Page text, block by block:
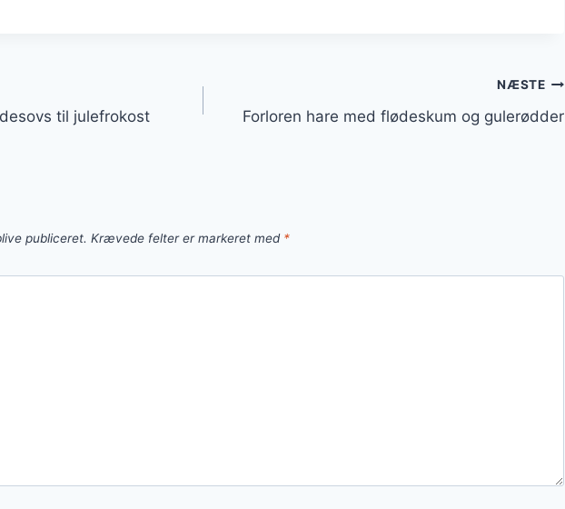
til julefrokost
NÆSTE
Forloren hare med flødeskum og gulerødder
publiceret. Krævede felter er markeret med *